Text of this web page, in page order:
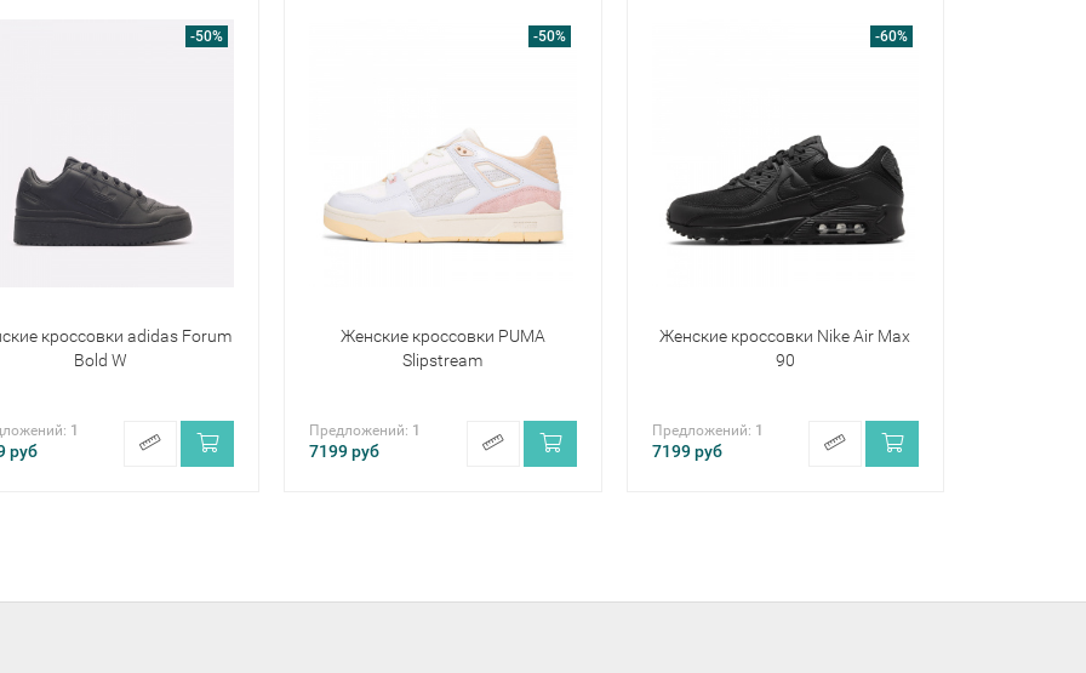
-50%
кроссовки adidas Forum
Bold W
1
руб
-50%
Женские кроссовки PUMA
Slipstream
Предложений: 1
7199руб
-60%
Женские кроссовки Nike Air Max
90
Предложений: 1
7199руб